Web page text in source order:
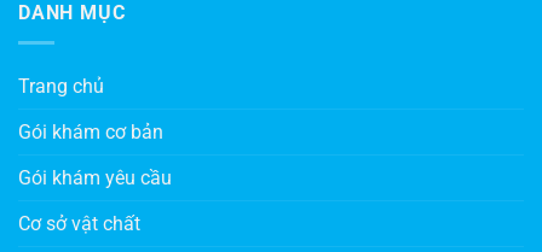
DANH MỤC
Trang chủ
Gói khám cơ bản
Gói khám yêu cầu
Cơ sở vật chất